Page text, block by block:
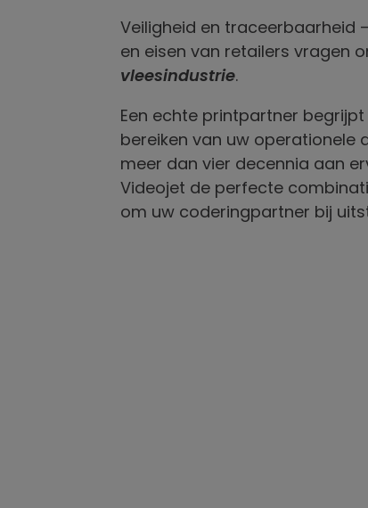
Veiligheid en traceerbaarheid
en eisen van retailers vragen
vleesindustrie.
Een echte printpartner
bereiken van uw operationele
meer dan vier decennia aan
Videojet de perfecte
om uw coderingpartner bij